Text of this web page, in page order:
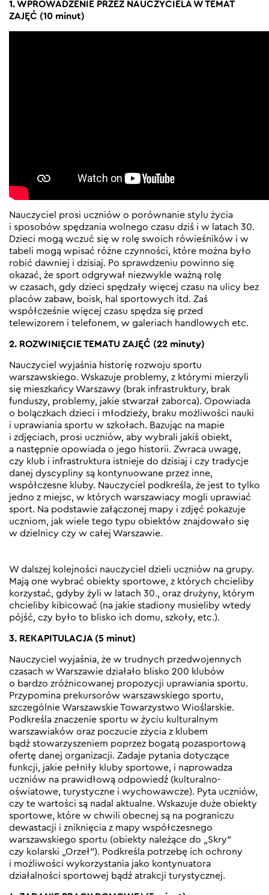
1. WPROWADZENIE PRZEZ NAUCZYCIELA W TEMAT
ZAJĘĆ (10 minut)
Nauczyciel prosi uczniów o porównanie stylu życia
i sposobów spędzania wolnego czasu dziś i w latach 30.
Dzieci mogą wczuć się w rolę swoich rówieśników i w
tabeli mogą wpisać różne czynności, które można było
robić dawniej i dzisiaj. Po sprawdzeniu powinno się
okazać, że sport odgrywał niezwykle ważną rolę
w czasach, gdy dzieci spędzały więcej czasu na ulicy bez
placów zabaw, boisk, hal sportowych itd. Zaś
współcześnie więcej czasu spędza się przed
telewizorem i telefonem, w galeriach handlowych etc.
2. ROZWINIĘCIE TEMATU ZAJĘĆ (22 minuty)
Nauczyciel wyjaśnia historię rozwoju sportu
warszawskiego. Wskazuje problemy, z którymi mierzyli
się mieszkańcy Warszawy (brak infrastruktury, brak
funduszy, problemy, jakie stwarzał zaborca). Opowiada
o bolączkach dzieci i młodzieży, braku możliwości nauki
i uprawiania sportu w szkołach. Bazując na mapie
i zdjęciach, prosi uczniów, aby wybrali jakiś obiekt,
a następnie opowiada o jego historii. Zwraca uwagę,
czy klub i infrastruktura istnieje do dzisiaj i czy tradycje
danej dyscypliny są kontynuowane przez inne,
współczesne kluby. Nauczyciel podkreśla, że jest to tylko
jedno z miejsc, w których warszawiacy mogli uprawiać
sport. Na podstawie załączonej mapy i zdjęć pokazuje
uczniom, jak wiele tego typu obiektów znajdowało się
w dzielnicy czy w całej Warszawie.
W dalszej kolejności nauczyciel dzieli uczniów na grupy.
Mają one wybrać obiekty sportowe, z których chcieliby
korzystać, gdyby żyli w latach 30., oraz drużyny, którym
chcieliby kibicować (na jakie stadiony musieliby wtedy
pójść, czy było to blisko ich domu, szkoły, etc.).
3. REKAPITULACJA (5 minut)
Nauczyciel wyjaśnia, że w trudnych przedwojennych
czasach w Warszawie działało blisko 200 klubów
o bardzo zróżnicowanej propozycji uprawiania sportu.
Przypomina prekursorów warszawskiego sportu,
szczególnie Warszawskie Towarzystwo Wioślarskie.
Podkreśla znaczenie sportu w życiu kulturalnym
warszawiaków oraz poczucie zżycia z klubem
bądź stowarzyszeniem poprzez bogatą pozasportową
ofertę danej organizacji. Zadaje pytania dotyczące
funkcji, jakie pełniły kluby sportowe, i naprowadza
uczniów na prawidłową odpowiedź (kulturalno-
oświatowe, turystyczne i wychowawcze). Pyta uczniów,
czy te wartości są nadal aktualne. Wskazuje duże obiekty
sportowe, które w chwili obecnej są na pograniczu
dewastacji i zniknięcia z mapy współczesnego
warszawskiego sportu (obiekty należące do „Skry”
czy kolarski „Orzeł”). Podkreśla potrzebę ich ochrony
i możliwości wykorzystania jako kontynuatora
działalności sportowej bądź atrakcji turystycznej.